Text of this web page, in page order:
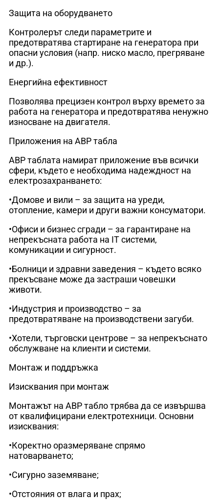
Защита на оборудването
Контролерът следи параметрите и
предотвратява стартиране на генератора при
опасни условия (напр. ниско масло, прегряване
и др.).
Енергийна ефективност
Позволява прецизен контрол върху времето за
работа на генератора и предотвратява ненужно
износване на двигателя.
Приложения на АВР табла
АВР таблата намират приложение във всички
сфери, където е необходима надеждност на
електрозахранването:
•Домове и вили – за защита на уреди,
отопление, камери и други важни консуматори.
•Офиси и бизнес сгради – за гарантиране на
непрекъсната работа на IT системи,
комуникации и сигурност.
•Болници и здравни заведения – където всяко
прекъсване може да застраши човешки
животи.
•Индустрия и производство – за
предотвратяване на производствени загуби.
•Хотели, търговски центрове – за непрекъснато
обслужване на клиенти и системи.
Монтаж и поддръжка
Изисквания при монтаж
Монтажът на АВР табло трябва да се извършва
от квалифицирани електротехници. Основни
изисквания:
•Коректно оразмеряване спрямо
натоварването;
•Сигурно заземяване;
•Отстояния от влага и прах;